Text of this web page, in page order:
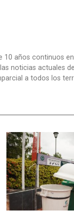
10 años continuos
noticias actuales de
a todos los